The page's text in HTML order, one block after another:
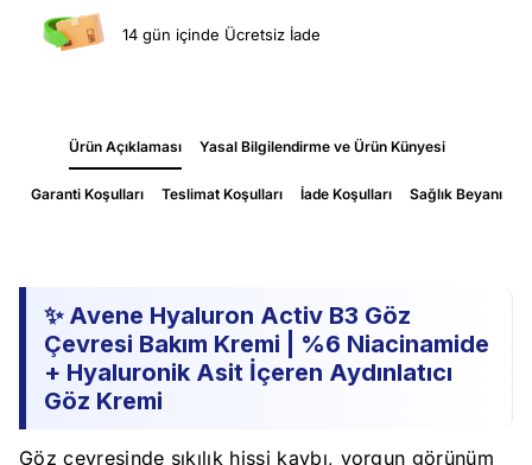
14 gün içinde Ücretsiz İade
Ürün Açıklaması Yasal Bilgilendirme ve Ürün Künyesi
Garanti Koşulları Teslimat Koşulları İade Koşulları Sağlık Beyanı
✨ Avene Hyaluron Activ B3 Göz
Çevresi Bakım Kremi | %6 Niacinamide
+ Hyaluronik Asit İçeren Aydınlatıcı
Göz Kremi
Göz çevresinde sıkılık hissi kaybı, yorgun görünüm